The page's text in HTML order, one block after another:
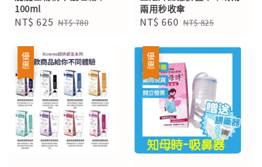
100ml
Sale
NT$ 625 Regular
NT$ 780
兩用秒收傘
Sale
NT$ 660 Regular
NT$ 825
優惠 優惠